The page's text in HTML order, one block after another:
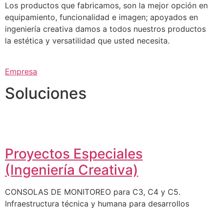
Los productos que fabricamos, son la mejor opción en
equipamiento, funcionalidad e imagen; apoyados en
ingeniería creativa damos a todos nuestros productos
la estética y versatilidad que usted necesita.
Empresa
Soluciones
Proyectos Especiales
(Ingeniería Creativa)
CONSOLAS DE MONITOREO para C3, C4 y C5.
Infraestructura técnica y humana para desarrollos